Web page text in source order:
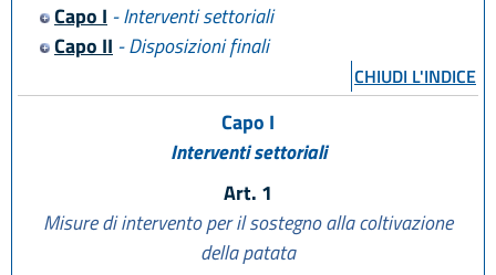
Capo I - Interventi settoriali
Capo II - Disposizioni finali
CHIUDI L'INDICE
Capo I
Interventi settoriali
Art. 1
Misure di intervento per il sostegno alla coltivazione
della patata